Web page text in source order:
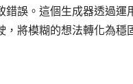
誤。這個生成器透過運
將模糊的想法轉化為穩